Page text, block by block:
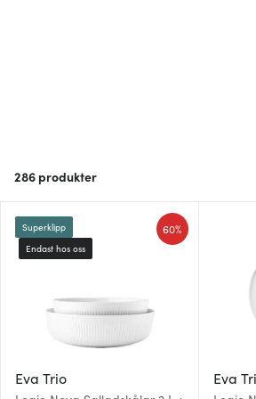
286 produkter
Eva Trio
60%
Superklipp
Endast hos oss
Eva